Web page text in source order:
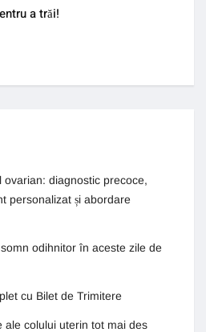
a trăi!
diagnostic precoce,
personalizat și abordare
odihnitor în aceste zile de
cu Bilet de Trimitere
ale colului uterin tot mai des